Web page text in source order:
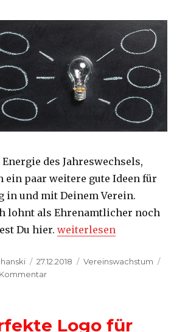
des Jahreswechsels,
ein paar weitere gute Ideen für
in und mit Deinem Verein.
lohnt als Ehrenamtlicher noch
Du hier.„Ideen für mehr Erfolg im
weiterlesen
Veröffentlicht
am
27.12.2018 Kategorien
Vereinswachstum
zu
ErfolgLogo für